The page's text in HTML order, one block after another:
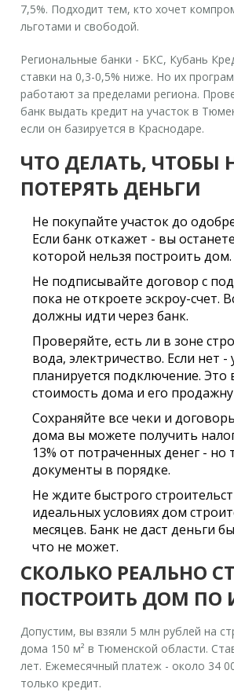
7,5%. Подходит тем, кто хочет
льготами и свободой.
Региональные банки - БКС, Кубань
ставки на 0,3-0,5% ниже. Но их
работают за пределами региона.
банк выдать кредит на участок в
если он базируется в Краснодаре.
ЧТО ДЕЛАТЬ, ЧТОБЫ
ПОТЕРЯТЬ ДЕНЬГИ
Не покупайте участок до
Если банк откажет - вы
которой нельзя построить дом.
Не подписывайте договор с
пока не откроете эскроу-счет.
должны идти через банк.
Проверяйте, есть ли в зоне
вода, электричество. Если нет -
планируется подключение. Это
стоимость дома и его
Сохраняйте все чеки и
дома вы можете получить
13% от потраченных денег - но
документы в порядке.
Не ждите быстрого
идеальных условиях дом
месяцев. Банк не даст деньги
что не может.
СКОЛЬКО РЕАЛЬНО
ПОСТРОИТЬ ДОМ ПО
Допустим, вы взяли 5 млн рублей на
дома 150 м² в Тюменской области.
лет. Ежемесячный платеж - около 34
только кредит.